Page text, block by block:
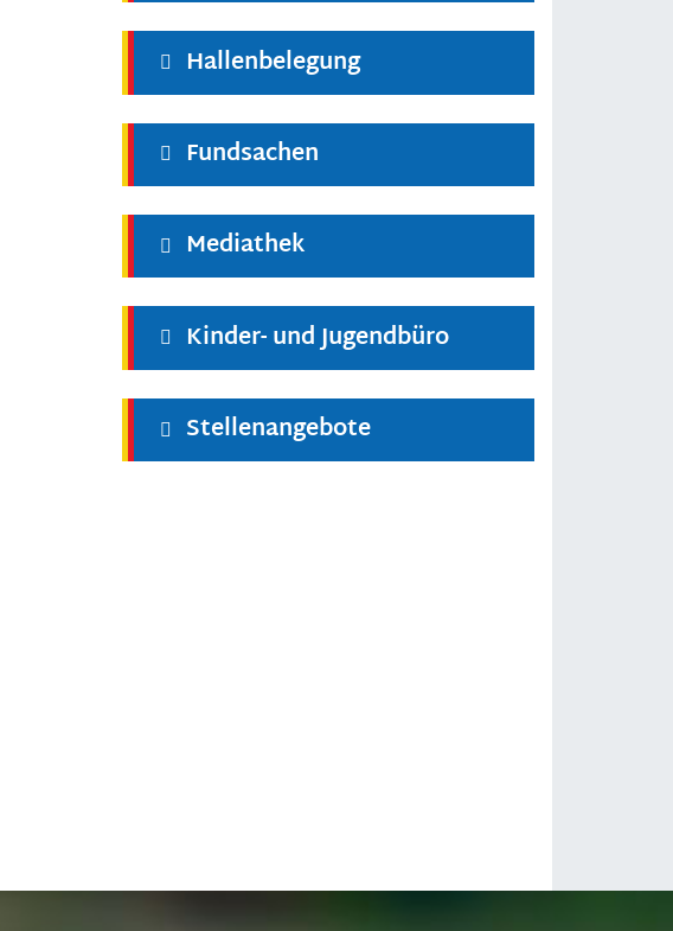
Hallenbelegung
Fundsachen
Mediathek
Kinder- und Jugendbüro
Stellenangebote